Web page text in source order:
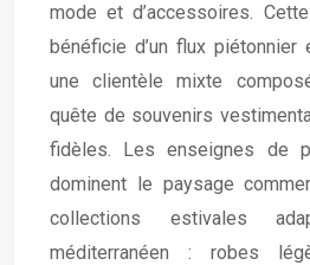
mode et d’accessoires.
bénéficie d’un flux piétonnier
une clientèle mixte
quête de souvenirs
fidèles. Les enseignes de
dominent le paysage
collections estivales
méditerranéen : robes